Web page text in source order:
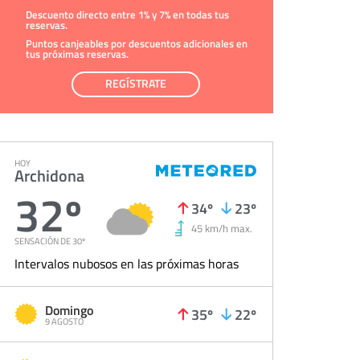
Descuento directo entre 1% y 7% en todas tus
reservas.
Puntos canjeables por descuentos adicionales en
tus próximas reservas.
REGÍSTRATE
HOY
Archidona
32º
SENSACIÓN DE 30º
34º 23º
45 km/h max.
Intervalos nubosos en las próximas horas
Domingo
9 AGOSTO 35º 22º